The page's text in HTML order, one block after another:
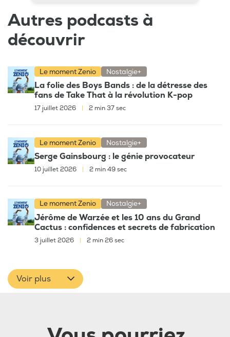
Autres podcasts à
découvrir
Le moment Zenio Nostalgie+
La folie des Boys Bands : de la détresse des
fans de Take That à la révolution K-pop
17 juillet 2026 2 min 37 sec
Le moment Zenio Nostalgie+
Serge Gainsbourg : le génie provocateur
10 juillet 2026 2 min 49 sec
Le moment Zenio Nostalgie+
Jérôme de Warzée et les 10 ans du Grand
Cactus : confidences et secrets de fabrication
3 juillet 2026 | 2 min 26 sec
Voir plus